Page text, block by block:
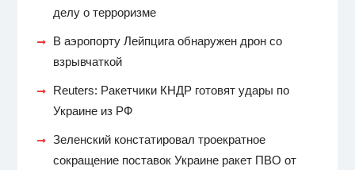
делу о терроризме
В аэропорту Лейпцига обнаружен дрон со
взрывчаткой
Reuters: Ракетчики КНДР готовят удары по
Украине из РФ
Зеленский констатировал троекратное
сокращение поставок Украине ракет ПВО от